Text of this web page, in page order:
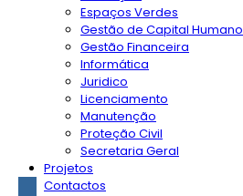
Espaços Verdes
Gestão de Capital Humano
Gestão Financeira
Informática
Juridico
Licenciamento
Manutenção
Proteção Civil
Secretaria Geral
Projetos
Contactos